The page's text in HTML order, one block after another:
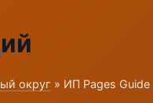
округ » ИП Pages Guide